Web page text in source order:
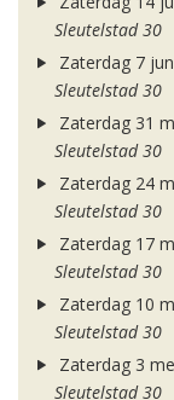
Sleutelstad 30
Zaterdag 7
Sleutelstad 30
Zaterdag 31
Sleutelstad 30
Zaterdag 24
Sleutelstad 30
Zaterdag 17
Sleutelstad 30
Zaterdag 10
Sleutelstad 30
Zaterdag 3
Sleutelstad 30